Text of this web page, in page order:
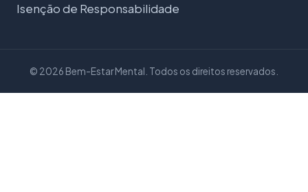
Isenção de Responsabilidade
© 2026 Bem-Estar Mental. Todos os direitos reservados.